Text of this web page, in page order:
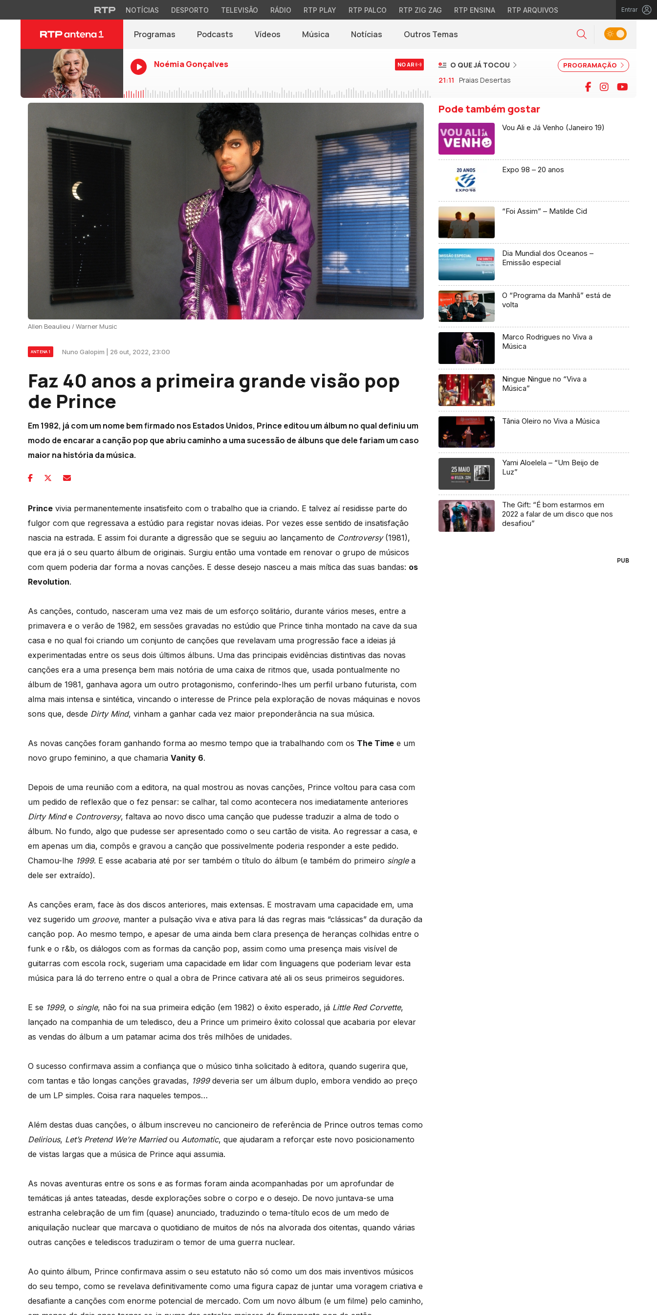
NOTÍCIAS DESPORTO TELEVISÃO RÁDIO RTP PLAY RTP PALCO RTP ZIG ZAG RTP ENSINA RTP ARQUIVOS Entrar
Programas Podcasts Vídeos Música Notícias(abre em nova janela)
Outros Temas Pesquisar
Alternar tema
Noémia Gonçalves NO AR PROGRAMAÇÃO
O QUE JÁ TOCOU
21:11 Praias Desertas Facebook
Instagram
Allen Beaulieu / Warner Music
ANTENA 1 Nuno Galopim | 26 out, 2022, 23:00
Faz 40 anos a primeira grande visão pop
de Prince
Em 1982, já com um nome bem firmado nos Estados Unidos, Prince editou um álbum no qual definiu um
modo de encarar a canção pop que abriu caminho a uma sucessão de álbuns que dele fariam um caso
maior na história da música.
Prince vivia permanentemente insatisfeito com o trabalho que ia criando. E talvez aí residisse parte do
fulgor com que regressava a estúdio para registar novas ideias. Por vezes esse sentido de insatisfação
nascia na estrada. E assim foi durante a digressão que se seguiu ao lançamento de Controversy(1981),
que era já o seu quarto álbum de originais. Surgiu então uma vontade em renovar o grupo de músicos
com quem poderia dar forma a novas canções. E desse desejo nasceu a mais mítica das suas bandas: os
Revolution.
As canções, contudo, nasceram uma vez mais de um esforço solitário, durante vários meses, entre a
primavera e o verão de 1982, em sessões gravadas no estúdio que Prince tinha montado na cave da sua
casa e no qual foi criando um conjunto de canções que revelavam uma progressão face a ideias já
experimentadas entre os seus dois últimos álbuns. Uma das principais evidências distintivas das novas
canções era a uma presença bem mais notória de uma caixa de ritmos que, usada pontualmente no
álbum de 1981, ganhava agora um outro protagonismo, conferindo-lhes um perfil urbano futurista, com
alma mais intensa e sintética, vincando o interesse de Prince pela exploração de novas máquinas e novos
sons que, desde Dirty Mind, vinham a ganhar cada vez maior preponderância na sua música.
As novas canções foram ganhando forma ao mesmo tempo que ia trabalhando com os The Time e um
novo grupo feminino, a que chamaria Vanity 6.
Depois de uma reunião com a editora, na qual mostrou as novas canções, Prince voltou para casa com
um pedido de reflexão que o fez pensar: se calhar, tal como acontecera nos imediatamente anteriores
Dirty Minde Controversy, faltava ao novo disco uma canção que pudesse traduzir a alma de todo o
álbum. No fundo, algo que pudesse ser apresentado como o seu cartão de visita. Ao regressar a casa, e
em apenas um dia, compôs e gravou a canção que possivelmente poderia responder a este pedido.
Chamou-lhe 1999. E esse acabaria até por ser também o título do álbum (e também do primeiro singlea
dele ser extraído).
As canções eram, face às dos discos anteriores, mais extensas. E mostravam uma capacidade em, uma
vez sugerido um groove, manter a pulsação viva e ativa para lá das regras mais “clássicas” da duração da
canção pop. Ao mesmo tempo, e apesar de uma ainda bem clara presença de heranças colhidas entre o
funk e o r&b, os diálogos com as formas da canção pop, assim como uma presença mais visível de
guitarras com escola rock, sugeriam uma capacidade em lidar com linguagens que poderiam levar esta
música para lá do terreno entre o qual a obra de Prince cativara até ali os seus primeiros seguidores.
E se 1999, o single, não foi na sua primeira edição (em 1982) o êxito esperado, já Little Red Corvette,
lançado na companhia de um teledisco, deu a Prince um primeiro êxito colossal que acabaria por elevar
as vendas do álbum a um patamar acima dos três milhões de unidades.
O sucesso confirmava assim a confiança que o músico tinha solicitado à editora, quando sugerira que,
com tantas e tão longas canções gravadas, 1999deveria ser um álbum duplo, embora vendido ao preço
de um LP simples. Coisa rara naqueles tempos…
Além destas duas canções, o álbum inscreveu no cancioneiro de referência de Prince outros temas como
Delirious, Let’s Pretend We’re Marriedou Automatic, que ajudaram a reforçar este novo posicionamento
de vistas largas que a música de Prince aqui assumia.
As novas aventuras entre os sons e as formas foram ainda acompanhadas por um aprofundar de
temáticas já antes tateadas, desde explorações sobre o corpo e o desejo. De novo juntava-se uma
estranha celebração de um fim (quase) anunciado, traduzindo o tema-título ecos de um medo de
aniquilação nuclear que marcava o quotidiano de muitos de nós na alvorada dos oitentas, quando várias
outras canções e telediscos traduziram o temor de uma guerra nuclear.
Ao quinto álbum, Prince confirmava assim o seu estatuto não só como um dos mais inventivos músicos
do seu tempo, como se revelava definitivamente como uma figura capaz de juntar uma voragem criativa e
desafiante a canções com enorme potencial de mercado. Com um novo álbum (e um filme) pelo caminho,
Pode também gostar
Vou Ali e Já Venho (Janeiro 19)
Expo 98 – 20 anos
“Foi Assim” – Matilde Cid
Dia Mundial dos Oceanos –
Emissão especial
O “Programa da Manhã” está de
volta
Marco Rodrigues no Viva a
Música
Ningue Ningue no “Viva a
Música”
Tânia Oleiro no Viva a Música
Yami Aloelela – “Um Beijo de
Luz”
The Gift: “É bom estarmos em
2022 a falar de um disco que nos
desafiou”
PUB